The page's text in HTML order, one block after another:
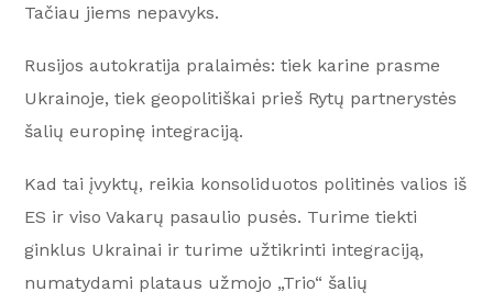
Tačiau jiems nepavyks.
Rusijos autokratija pralaimės: tiek karine prasme
Ukrainoje, tiek geopolitiškai prieš Rytų partnerystės
šalių europinę integraciją.
Kad tai įvyktų, reikia konsoliduotos politinės valios iš
ES ir viso Vakarų pasaulio pusės. Turime tiekti
ginklus Ukrainai ir turime užtikrinti integraciją,
numatydami plataus užmojo „Trio“ šalių